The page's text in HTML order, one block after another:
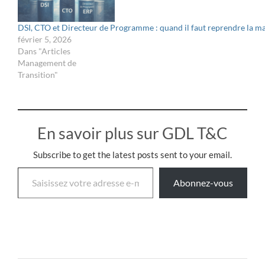
DSI, CTO et Directeur de Programme : quand il faut reprendre la
février 5, 2026
Dans "Articles
Management de
Transition"
En savoir plus sur GDL T&C
Subscribe to get the latest posts sent to your email.
Abonnez-vous